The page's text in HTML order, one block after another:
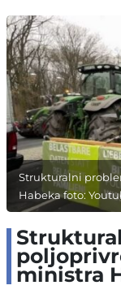
Strukturalni
Habeka foto:
ministra